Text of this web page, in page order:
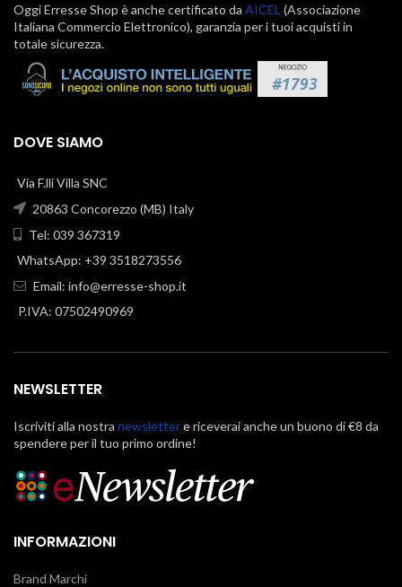
Oggi Erresse Shop è anche certificato da AICEL (Associazione
Italiana Commercio Elettronico), garanzia per i tuoi acquisti in
totale sicurezza.
DOVE SIAMO
Via F.lli Villa SNC
20863 Concorezzo (MB) Italy
Tel: 039 367319
WhatsApp: +39 3518273556
Email: info@erresse-shop.it
P.IVA: 07502490969
NEWSLETTER
Iscriviti alla nostra newslettere riceverai anche un buono di €8 da
spendere per il tuo primo ordine!
INFORMAZIONI
Brand Marchi